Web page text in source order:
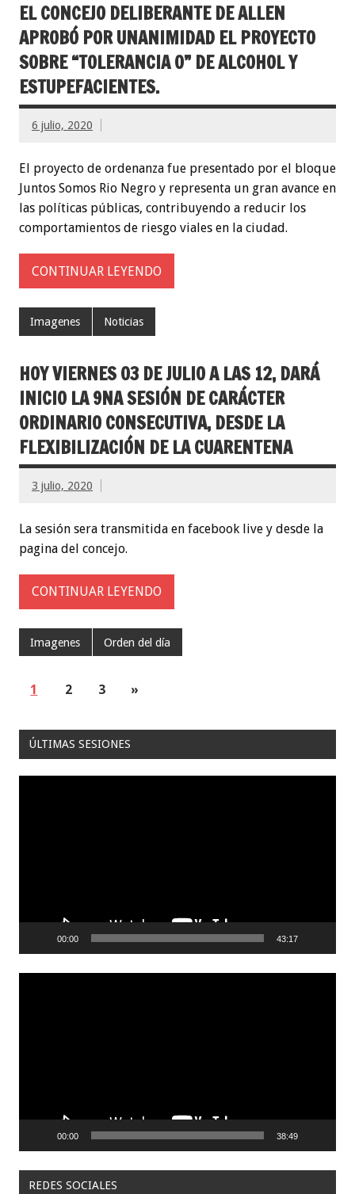
EL CONCEJO DELIBERANTE DE ALLEN
APROBÓ POR UNANIMIDAD EL PROYECTO
SOBRE “TOLERANCIA 0” DE ALCOHOL Y
ESTUPEFACIENTES.
6 julio, 2020
El proyecto de ordenanza fue presentado por el bloque
Juntos Somos Rio Negro y representa un gran avance en
las políticas públicas, contribuyendo a reducir los
comportamientos de riesgo viales en la ciudad.
CONTINUAR LEYENDO
Imagenes Noticias
HOY VIERNES 03 DE JULIO A LAS 12, DARÁ
INICIO LA 9NA SESIÓN DE CARÁCTER
ORDINARIO CONSECUTIVA, DESDE LA
FLEXIBILIZACIÓN DE LA CUARENTENA
3 julio, 2020
La sesión sera transmitida en facebook live y desde la
pagina del concejo.
CONTINUAR LEYENDO
Imagenes Orden del día
1 2 3 »
ÚLTIMAS SESIONES
00:00 43:17
00:00 38:49
REDES SOCIALES